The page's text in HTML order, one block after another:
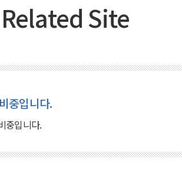
Related Site
중입니다.
중입니다.